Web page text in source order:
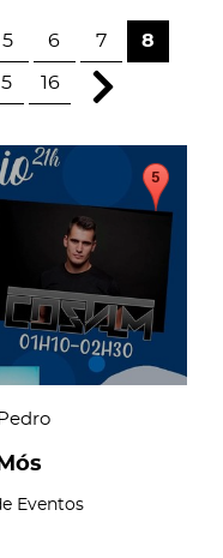
5 6 7 8
16
Eventos